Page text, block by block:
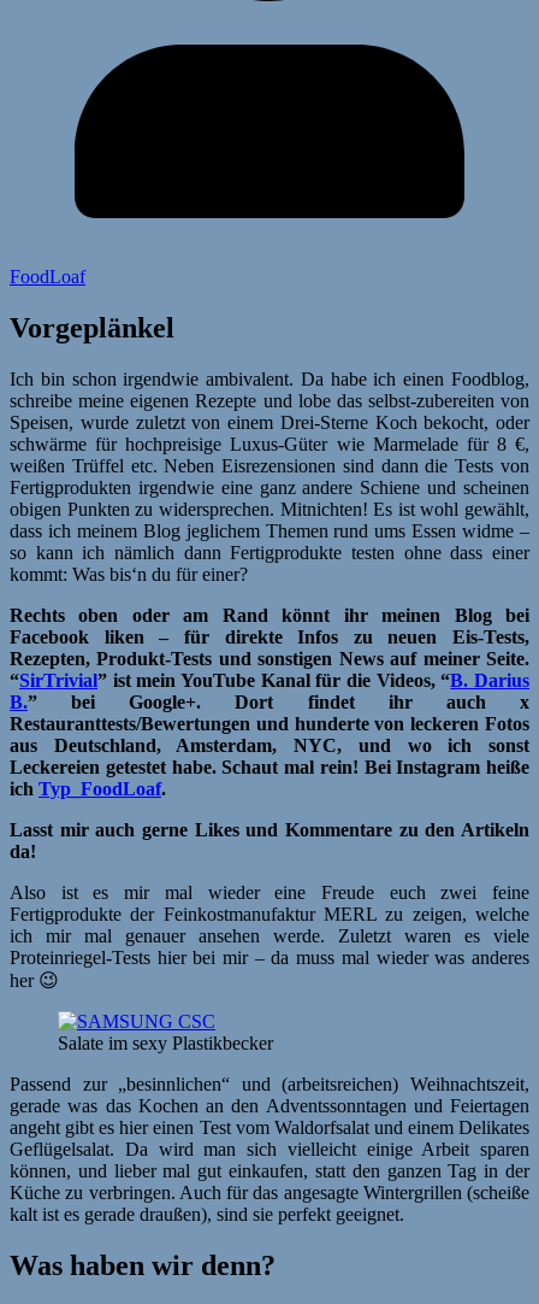
FoodLoaf
Vorgeplänkel
Ich bin schon irgendwie ambivalent. Da habe ich einen Foodblog,
schreibe meine eigenen Rezepte und lobe das selbst-zubereiten von
Speisen, wurde zuletzt von einem Drei-Sterne Koch bekocht, oder
schwärme für hochpreisige Luxus-Güter wie Marmelade für 8 €,
weißen Trüffel etc. Neben Eisrezensionen sind dann die Tests von
Fertigprodukten irgendwie eine ganz andere Schiene und scheinen
obigen Punkten zu widersprechen. Mitnichten! Es ist wohl gewählt,
dass ich meinem Blog jeglichem Themen rund ums Essen widme –
so kann ich nämlich dann Fertigprodukte testen ohne dass einer
kommt: Was bis‘n du für einer?
Rechts oben oder am Rand könnt ihr meinen Blog bei
Facebook liken – für direkte Infos zu neuen Eis-Tests,
Rezepten, Produkt-Tests und sonstigen News auf meiner Seite.
“SirTrivial” ist mein YouTube Kanal für die Videos, “B. Darius
B.” bei Google+. Dort findet ihr auch x
Restauranttests/Bewertungen und hunderte von leckeren Fotos
aus Deutschland, Amsterdam, NYC, und wo ich sonst
Leckereien getestet habe. Schaut mal rein! Bei Instagram heiße
ich Typ_FoodLoaf.
Lasst mir auch gerne Likes und Kommentare zu den Artikeln
da!
Also ist es mir mal wieder eine Freude euch zwei feine
Fertigprodukte der Feinkostmanufaktur MERL zu zeigen, welche
ich mir mal genauer ansehen werde. Zuletzt waren es viele
Proteinriegel-Tests hier bei mir – da muss mal wieder was anderes
her 😉
Salate im sexy Plastikbecker
Passend zur „besinnlichen“ und (arbeitsreichen) Weihnachtszeit,
gerade was das Kochen an den Adventssonntagen und Feiertagen
angeht gibt es hier einen Test vom Waldorfsalat und einem Delikates
Geflügelsalat. Da wird man sich vielleicht einige Arbeit sparen
können, und lieber mal gut einkaufen, statt den ganzen Tag in der
Küche zu verbringen. Auch für das angesagte Wintergrillen (scheiße
kalt ist es gerade draußen), sind sie perfekt geeignet.
Was haben wir denn?